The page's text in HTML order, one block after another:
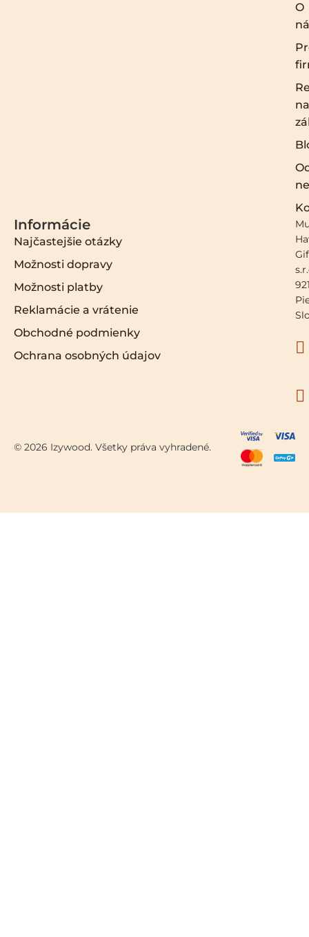
O
Informácie
Najčastejšie otázky
Možnosti dopravy
Možnosti platby
Reklamácie a vrátenie
Obchodné podmienky
Ochrana osobných údajov
© 2026 Izywood. Všetky práva vyhradené.